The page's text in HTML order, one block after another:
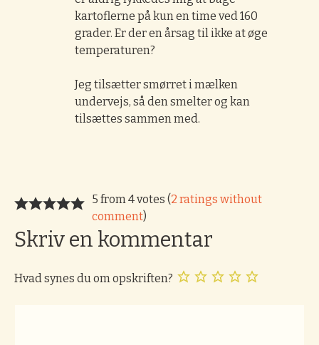
kartoflerne på kun en time ved 160
grader. Er der en årsag til ikke at øge
temperaturen?
Jeg tilsætter smørret i mælken
undervejs, så den smelter og kan
tilsættes sammen med.
5 from 4 votes (2 ratings without
comment)
Skriv en kommentar
Hvad synes du om opskriften?